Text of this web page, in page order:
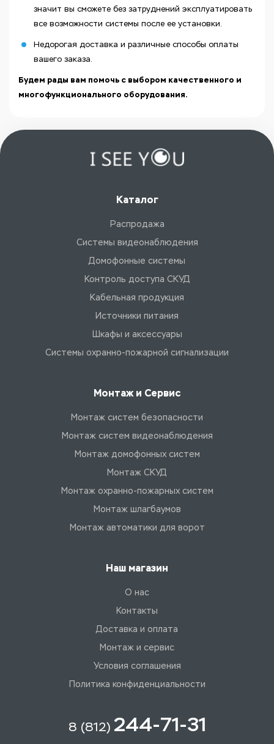
значит вы сможете без затруднений эксплуатировать
все возможности системы после ее установки.
Недорогая доставка и различные способы оплаты
вашего заказа.
Будем рады вам помочь с выбором качественного и
многофункционального оборудования.
Каталог
Распродажа
Системы видеонаблюдения
Домофонные системы
Контроль доступа СКУД
Кабельная продукция
Источники питания
Шкафы и аксессуары
Системы охранно-пожарной сигнализации
Монтаж и Сервис
Монтаж систем безопасности
Монтаж систем видеонаблюдения
Монтаж домофонных систем
Монтаж СКУД
Монтаж охранно-пожарных систем
Монтаж шлагбаумов
Монтаж автоматики для ворот
Наш магазин
О нас
Контакты
Доставка и оплата
Монтаж и сервис
Условия соглашения
Политика конфиденциальности
8 (812) 244-71-31